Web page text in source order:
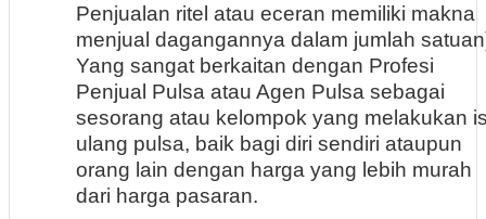
Penjualan ritel atau eceran memiliki makna
menjual dagangannya dalam jumlah
Yang sangat berkaitan dengan Profesi
Penjual Pulsa atau Agen Pulsa sebagai
sesorang atau kelompok yang melakukan
ulang pulsa, baik bagi diri sendiri ataupun
orang lain dengan harga yang lebih murah
dari harga pasaran.